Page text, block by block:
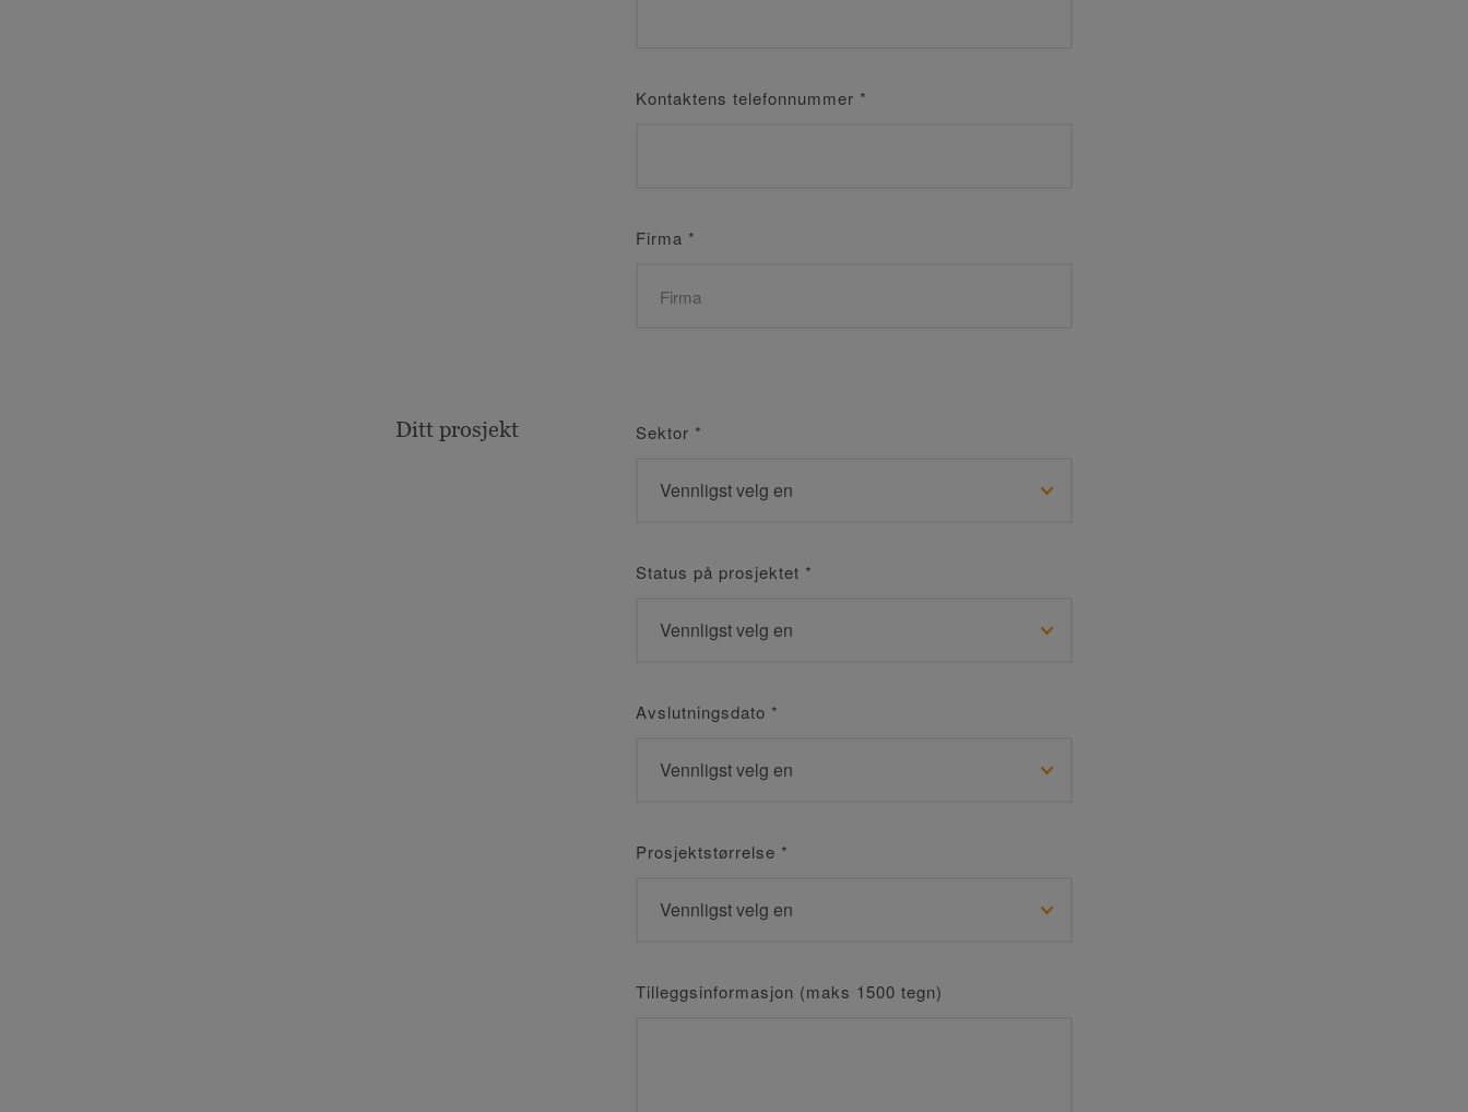
Kontaktens telefonnummer *
Firma *
Ditt prosjekt Sektor *
Status på prosjektet *
Avslutningsdato *
Prosjektstørrelse *
Tilleggsinformasjon (maks 1500 tegn)